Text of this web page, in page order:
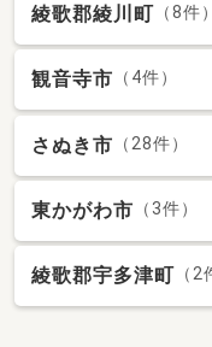
綾歌郡綾川町 （8件）
観音寺市 （4件）
さぬき市 （28件）
東かがわ市 （3件）
綾歌郡宇多津町 （2